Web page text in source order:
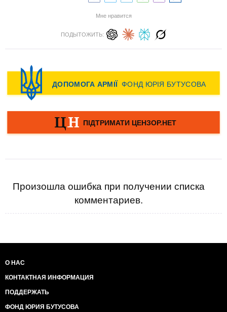
Мне нравится
ПОДЫТОЖИТЬ:
Произошла ошибка при получении списка
комментариев.
О НАС
КОНТАКТНАЯ ИНФОРМАЦИЯ
ПОДДЕРЖАТЬ
ФОНД ЮРИЯ БУТУСОВА